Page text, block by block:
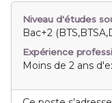
Niveau d'études
Bac+2
Expérience
Moins de 2 ans